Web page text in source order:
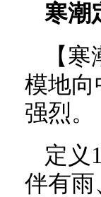
寒潮
【
模地向
强烈。
定义
伴有雨